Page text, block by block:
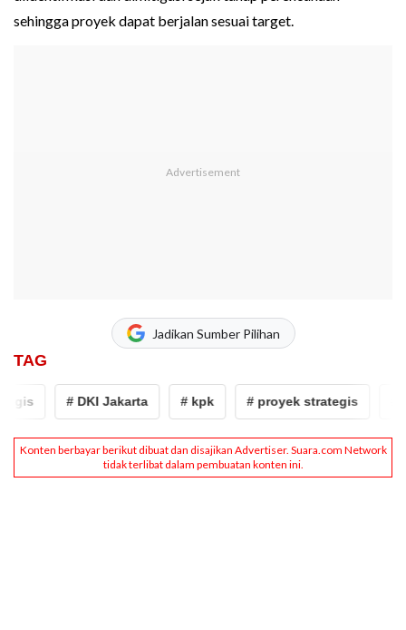
sehingga proyek dapat berjalan sesuai target.
Jadikan Sumber Pilihan
TAG
# DKI Jakarta # kpk # proyek strategis